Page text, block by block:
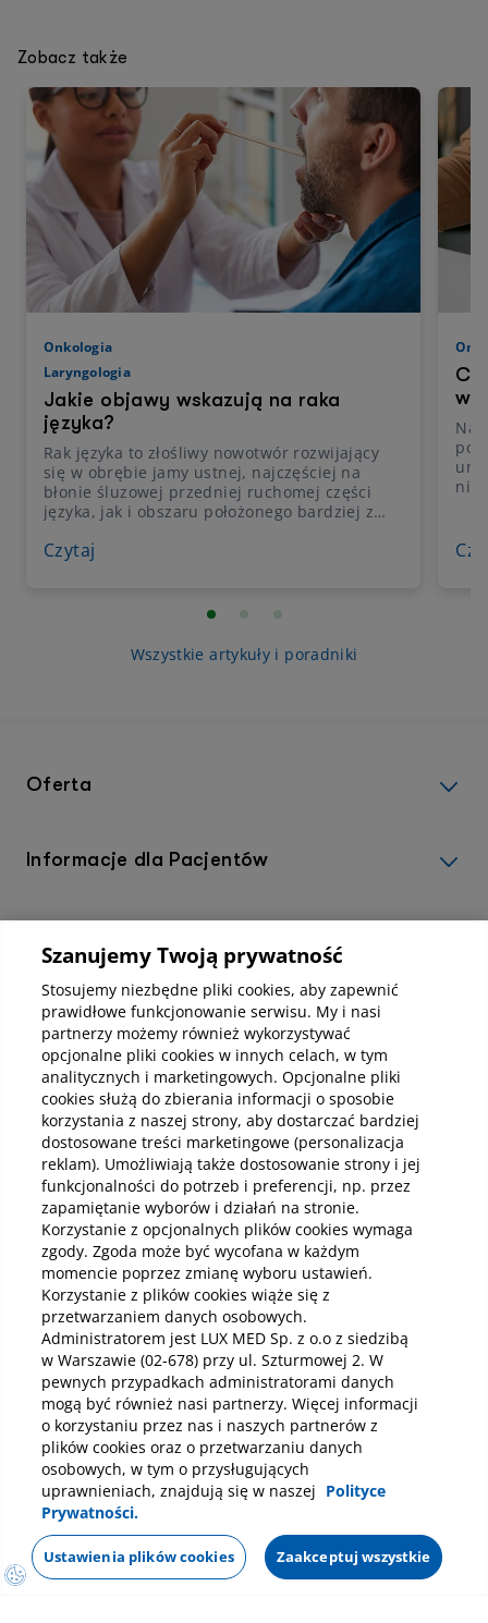
Zobacz także
Onkologia
Laryngologia
Jakie objawy wskazują na raka
języka?
Rak języka to złośliwy nowotwór rozwijający
się w obrębie jamy ustnej, najczęściej na
błonie śluzowej przedniej ruchomej części
języka, jak i obszaru położonego bardziej z
już na początkowym etapie choroby daje
jamy ustnej często może być pierwszym
latach obserwuje się wzrost zachorowań,
również wśród osób młodszych. Wczesna
Czytaj
Co
Na
nie
jest
Wszystkie artykuły i poradniki
Oferta
Informacje dla Pacjentów
Kup abonamenty online
Kup online
Pobierz aplikację mobilną
Polityka prywatności Notka prawna
Dane osobowe
Szanujemy Twoją prywatność
Stosujemy niezbędne pliki cookies, aby zapewnić
prawidłowe funkcjonowanie serwisu. My i nasi
partnerzy możemy również wykorzystywać
opcjonalne pliki cookies w innych celach, w tym
analitycznych i marketingowych. Opcjonalne pliki
cookies służą do zbierania informacji o sposobie
korzystania z naszej strony, aby dostarczać bardziej
dostosowane treści marketingowe (personalizacja
reklam). Umożliwiają także dostosowanie strony i jej
funkcjonalności do potrzeb i preferencji, np. przez
zapamiętanie wyborów i działań na stronie.
Korzystanie z opcjonalnych plików cookies wymaga
zgody. Zgoda może być wycofana w każdym
momencie poprzez zmianę wyboru ustawień.
Korzystanie z plików cookies wiąże się z
przetwarzaniem danych osobowych.
Administratorem jest LUX MED Sp. z o.o z siedzibą
w Warszawie (02-678) przy ul. Szturmowej 2. W
pewnych przypadkach administratorami danych
mogą być również nasi partnerzy. Więcej informacji
o korzystaniu przez nas i naszych partnerów z
plików cookies oraz o przetwarzaniu danych
osobowych, w tym o przysługujących
uprawnieniach, znajdują się w naszej Polityce
Prywatności.
Ustawienia plików cookies Zaakceptuj wszystkie